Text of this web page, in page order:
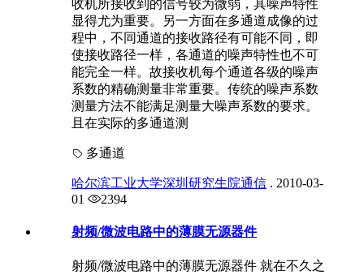
收机所接收到的信号较为微弱，其噪声特性
显得尤为重要。另一方面在多通道成像的过
程中，不同通道的接收路径有可能不同，即
使接收路径一样，各通道的噪声特性也不可
能完全一样。故接收机每个通道各级的噪声
系数的精确测量非常重要。传统的噪声系数
测量方法不能满足测量大噪声系数的要求。
且在实际的多通道测
多通道
哈尔滨工业大学深圳研究生院通信 . 2010-03-
01
2394
射频/微波电路中的薄膜无源器件
射频/微波电路中的薄膜无源器件 就在不久之